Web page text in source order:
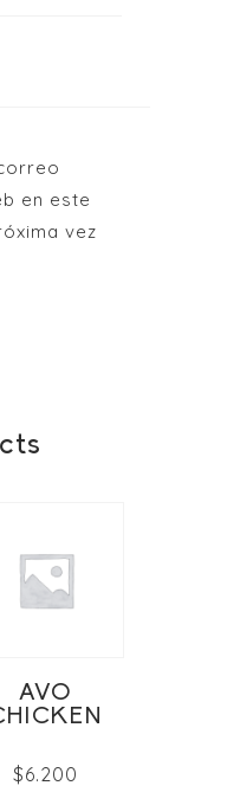
en este
vez
AVO
$6.200